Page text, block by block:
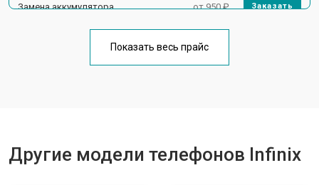
Замена аккумулятора от 950 ₽ Заказать
Ремонт цепи питания от 3200 ₽
Показать весь прайс
Другие модели телефонов Infinix